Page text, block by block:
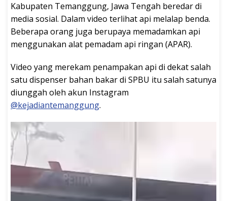
Kabupaten Temanggung, Jawa Tengah beredar di
media sosial. Dalam video terlihat api melalap benda.
Beberapa orang juga berupaya memadamkan api
menggunakan alat pemadam api ringan (APAR).
Video yang merekam penampakan api di dekat salah
satu dispenser bahan bakar di SPBU itu salah satunya
diunggah oleh akun Instagram
@kejadiantemanggung.